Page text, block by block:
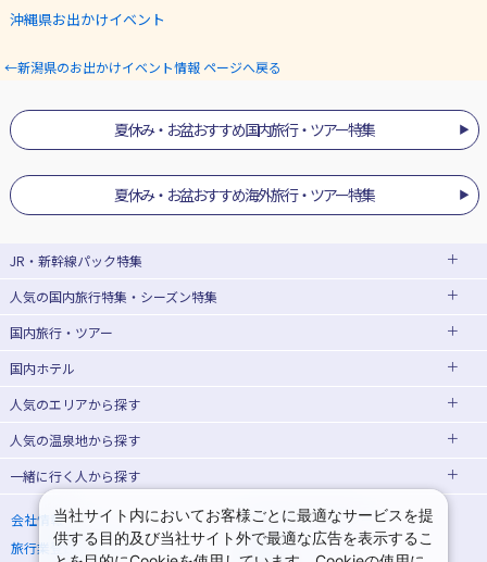
沖縄県お出かけイベント
←新潟県のお出かけイベント情報 ページへ戻る
夏休み・お盆おすすめ国内旅行・ツアー特集
夏休み・お盆おすすめ海外旅行・ツアー特集
JR・新幹線パック特集
JR・新幹線＋ホテルパック
出張パック
人気の国内旅行特集・シーズン特集
東京ディズニーリゾート®への旅
ユニバーサル・スタジオ・ジャパン(USJ)
夏休み・お盆休み旅行 シルバーウィーク旅行
冬休み旅行 紅葉旅行
国内旅行・ツアー
北海道旅行・ツアー
東北旅行・ツアー
青森旅行・ツアー
宮城旅行・ツアー
山形旅行・ツアー 福島旅行・ツアー
関東旅行・ツアー
国内ホテル
北海道ホテル・旅館
青森ホテル・旅館 岩手ホテル・旅館
宮城ホテル・旅館 秋田ホテル・旅館
人気のエリアから探す
函館旅行
仙台旅行
人気の温泉地から探す
北海道
湯の川温泉(北海道) 定山渓温泉(北海道)
十勝川温泉(北海道) 阿寒湖温泉(北海道)
一緒に行く人から探す
一人旅 国内版 家族・子連れ旅行 国内版
カップル・夫婦旅行 国内版 女子旅 国内版
会社情報
プライバシーポリシー
旅行業登録票・約款
規約集
当社サイト内においてお客様ごとに最適なサービスを提
供する目的及び当社サイト外で最適な広告を表示するこ